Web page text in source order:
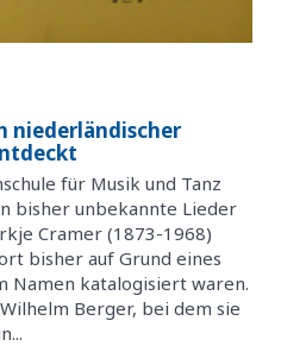
niederländischer
für Musik und Tanz
bisher unbekannte Lieder
Cramer (1873-1968)
bisher auf Grund eines
Namen katalogisiert waren.
Berger, bei dem sie